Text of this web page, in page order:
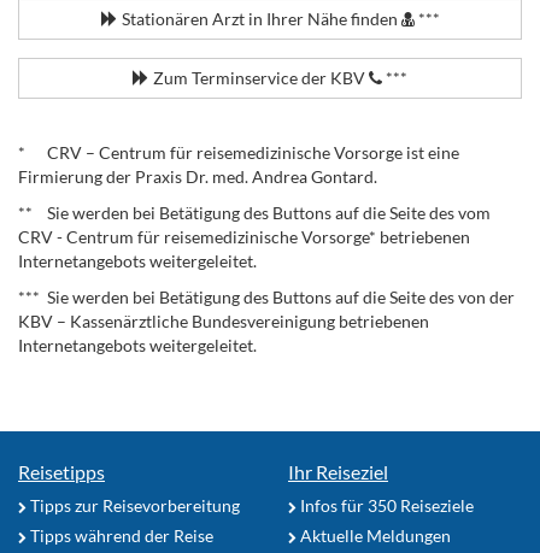
Stationären Arzt in Ihrer Nähe finden ***
Zum Terminservice der KBV ***
* CRV – Centrum für reisemedizinische Vorsorge ist eine
Firmierung der Praxis Dr. med. Andrea Gontard.
** Sie werden bei Betätigung des Buttons auf die Seite des vom
CRV - Centrum für reisemedizinische Vorsorge* betriebenen
Internetangebots weitergeleitet.
*** Sie werden bei Betätigung des Buttons auf die Seite des von der
KBV – Kassenärztliche Bundesvereinigung betriebenen
Internetangebots weitergeleitet.
Reisetipps
Tipps zur Reisevorbereitung
Tipps während der Reise
Ihr Reiseziel
Infos für 350 Reiseziele
Aktuelle Meldungen